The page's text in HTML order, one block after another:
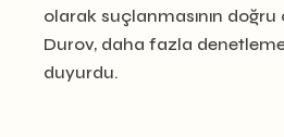
olarak suçlanmasının doğru
Durov, daha fazla denetleme
duyurdu.